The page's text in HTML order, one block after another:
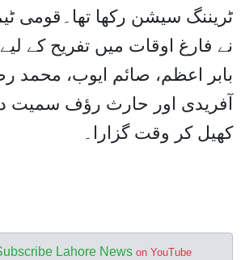
ٹریننگ سیشن رکھا تھا۔ قومی
نے فارغ اوقات میں تفریح کے
بابر اعظم، صائم ایوب، محمد
آفریدی اور حارث رؤف سمیت
کھیل کر وقت گزارا۔
Lahore News on YouTube